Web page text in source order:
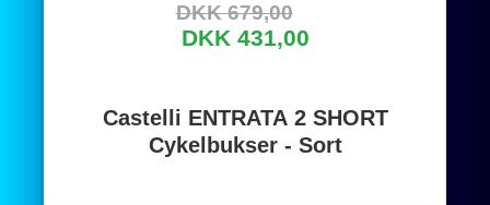
DKK 679,00
DKK 431,00
Castelli ENTRATA 2 SHORT
Cykelbukser - Sort